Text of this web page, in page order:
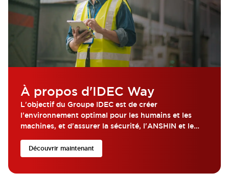
À propos d'IDEC Way
L'objectif du Groupe IDEC est de créer
l'environnement optimal pour les humains et les
machines, et d'assurer la sécurité, l'ANSHIN et le
Découvrir maintenant